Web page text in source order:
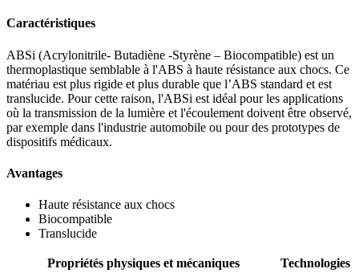
Caractéristiques
ABSi (Acrylonitrile- Butadiène -Styrène – Biocompatible) est un
thermoplastique semblable à l'ABS à haute résistance aux chocs. Ce
matériau est plus rigide et plus durable que l’ABS standard et est
translucide. Pour cette raison, l'ABSi est idéal pour les applications
où la transmission de la lumière et l'écoulement doivent être observé,
par exemple dans l'industrie automobile ou pour des prototypes de
dispositifs médicaux.
Avantages
Haute résistance aux chocs
Biocompatible
Translucide
Propriétés physiques et mécaniques
Technologies